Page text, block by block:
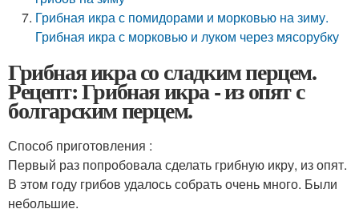
Грибная икра с помидорами и морковью на зиму.
Грибная икра с морковью и луком через мясорубку
Грибная икра со сладким перцем.
Рецепт: Грибная икра - из опят с
болгарским перцем.
Способ приготовления :
Первый раз попробовала сделать грибную икру, из опят.
В этом году грибов удалось собрать очень много. Были
небольшие.